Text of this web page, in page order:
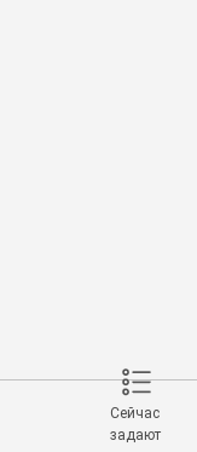
Сейчас
задают